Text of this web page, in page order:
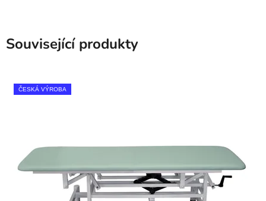
Související produkty
ČESKÁ VÝROBA